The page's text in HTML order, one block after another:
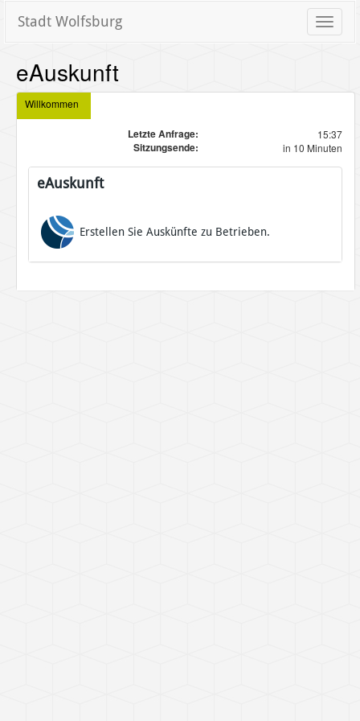
Toggle
Stadt Wolfsburg
eAuskunft
Willkommen
Letzte Anfrage: 15:37
Sitzungsende: in 10 Minuten
eAuskunft
Erstellen Sie Auskünfte zu Betrieben.